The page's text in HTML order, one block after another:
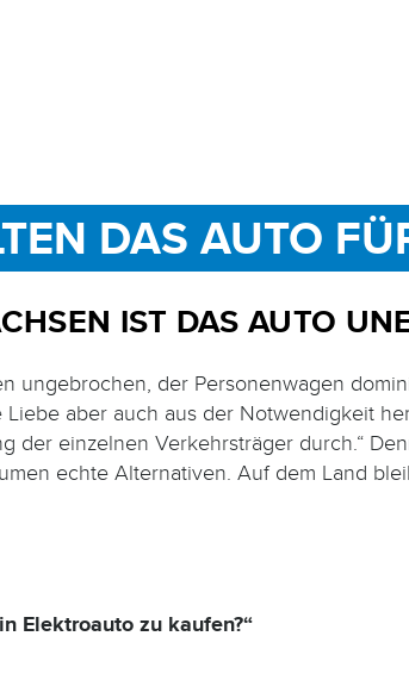
DAS AUTO
IST DAS AUTO
ungebrochen, der Personenwagen
aber auch aus der Notwendigkeit
der einzelnen Verkehrsträger durch.“
echte Alternativen. Auf dem Land
Elektroauto zu kaufen?“